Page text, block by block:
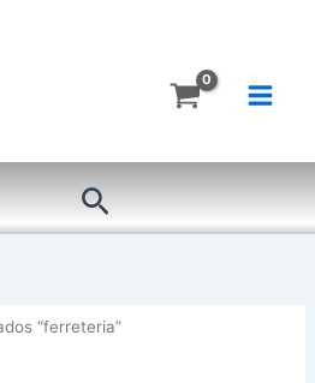
Buscar
“ferreteria”